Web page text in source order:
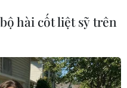
Duy (Vietnam+)
hài cốt liệt sỹ trên